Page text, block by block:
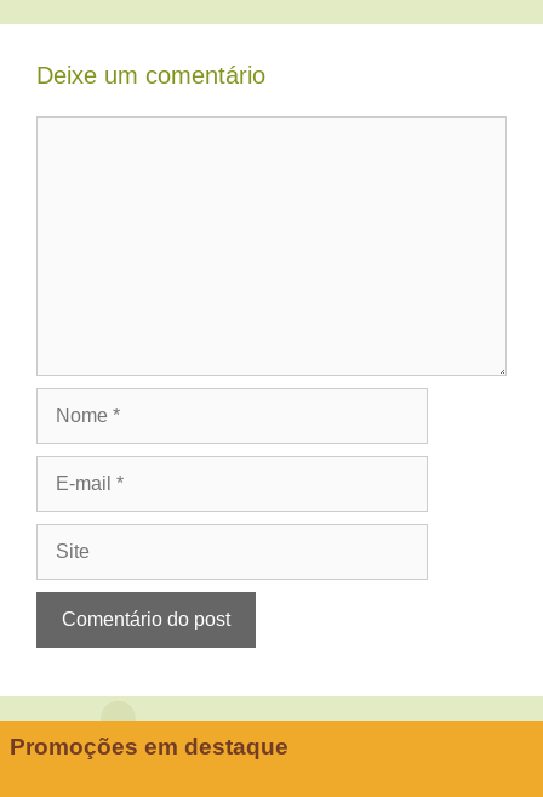
Deixe um comentário
Promoções em destaque